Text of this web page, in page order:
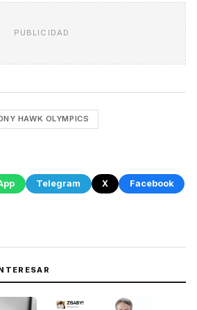
PUBLICIDAD
HAWK OLYMPICS
Telegram X
Facebook